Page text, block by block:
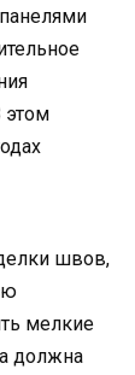
этом
швов,
мелкие
должна